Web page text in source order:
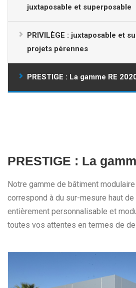
juxtaposable et superposable
PRIVILÈGE : juxtaposable et
projets pérennes
PRESTIGE : La gamme RE
PRESTIGE : La
Notre gamme de bâtiment modulaire
correspond à du sur-mesure haut
entièrement personnalisable et
toutes vos attentes en termes de